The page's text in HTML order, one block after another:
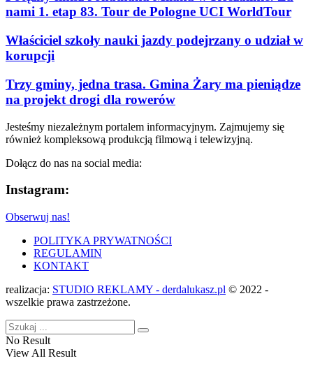
nami 1. etap 83. Tour de Pologne UCI WorldTour
Właściciel szkoły nauki jazdy podejrzany o udział w
korupcji
Trzy gminy, jedna trasa. Gmina Żary ma pieniądze
na projekt drogi dla rowerów
Jesteśmy niezależnym portalem informacyjnym. Zajmujemy się
również kompleksową produkcją filmową i telewizyjną.
Dołącz do nas na social media:
Instagram:
Obserwuj nas!
POLITYKA PRYWATNOŚCI
REGULAMIN
KONTAKT
realizacja: STUDIO REKLAMY - derdalukasz.pl © 2022 -
wszelkie prawa zastrzeżone.
No Result
View All Result